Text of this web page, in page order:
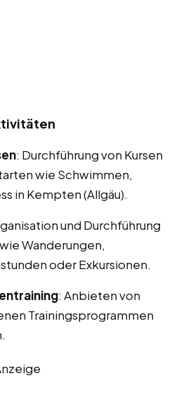
: Durchführung von Kursen
wie Schwimmen,
in Kempten (Allgäu).
und Durchführung
Wanderungen,
oder Exkursionen.
: Anbieten von
Trainingsprogrammen